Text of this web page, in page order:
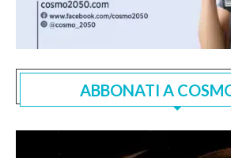
ABBONATI A